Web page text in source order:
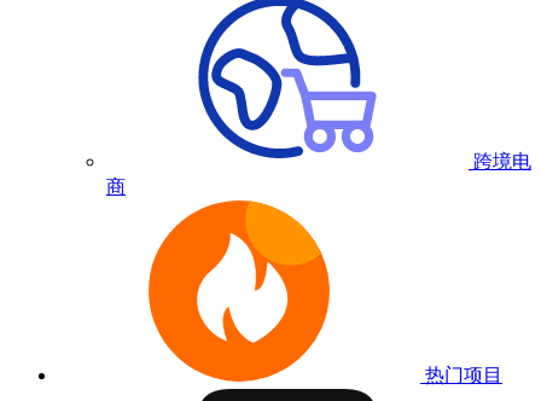
跨境电
商
热门项目